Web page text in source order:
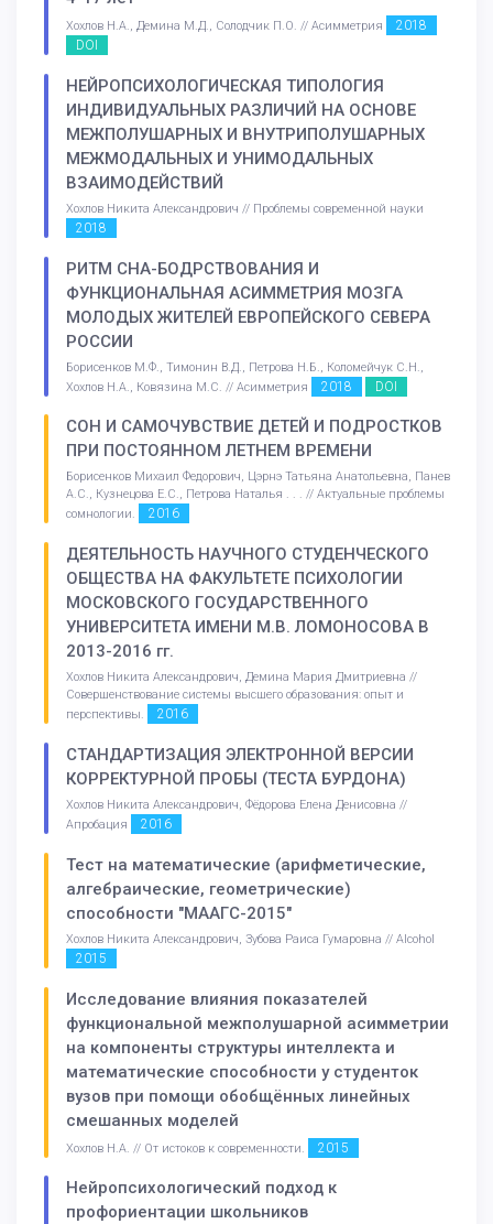
Хохлов Н.А., Демина М.Д., Солодчик П.О. // Асимметрия
2018
DOI
НЕЙРОПСИХОЛОГИЧЕСКАЯ ТИПОЛОГИЯ
ИНДИВИДУАЛЬНЫХ РАЗЛИЧИЙ НА ОСНОВЕ
МЕЖПОЛУШАРНЫХ И ВНУТРИПОЛУШАРНЫХ
МЕЖМОДАЛЬНЫХ И УНИМОДАЛЬНЫХ
ВЗАИМОДЕЙСТВИЙ
Хохлов Никита Александрович // Проблемы современной науки
2018
РИТМ СНА-БОДРСТВОВАНИЯ И
ФУНКЦИОНАЛЬНАЯ АСИММЕТРИЯ МОЗГА
МОЛОДЫХ ЖИТЕЛЕЙ ЕВРОПЕЙСКОГО СЕВЕРА
РОССИИ
Борисенков М.Ф., Тимонин В.Д., Петрова Н.Б., Коломейчук С.Н.,
Хохлов Н.А., Ковязина М.С. // Асимметрия
2018 DOI
СОН И САМОЧУВСТВИЕ ДЕТЕЙ И ПОДРОСТКОВ
ПРИ ПОСТОЯННОМ ЛЕТНЕМ ВРЕМЕНИ
Борисенков Михаил Федорович, Цэрнэ Татьяна Анатольевна, Панев
А.С., Кузнецова Е.С., Петрова Наталья . . . // Актуальные проблемы
сомнологии.
2016
ДЕЯТЕЛЬНОСТЬ НАУЧНОГО СТУДЕНЧЕСКОГО
ОБЩЕСТВА НА ФАКУЛЬТЕТЕ ПСИХОЛОГИИ
МОСКОВСКОГО ГОСУДАРСТВЕННОГО
УНИВЕРСИТЕТА ИМЕНИ М.В. ЛОМОНОСОВА В
2013-2016 гг.
Хохлов Никита Александрович, Демина Мария Дмитриевна //
Совершенствование системы высшего образования: опыт и
перспективы.
2016
СТАНДАРТИЗАЦИЯ ЭЛЕКТРОННОЙ ВЕРСИИ
КОРРЕКТУРНОЙ ПРОБЫ (ТЕСТА БУРДОНА)
Хохлов Никита Александрович, Фёдорова Елена Денисовна //
Апробация
2016
Тест на математические (арифметические,
алгебраические, геометрические)
способности "МААГС-2015"
Хохлов Никита Александрович, Зубова Раиса Гумаровна // Alcohol
2015
Исследование влияния показателей
функциональной межполушарной асимметрии
на компоненты структуры интеллекта и
математические способности у студенток
вузов при помощи обобщённых линейных
смешанных моделей
Хохлов Н.А. // От истоков к современности. 2015
Нейропсихологический подход к
профориентации школьников